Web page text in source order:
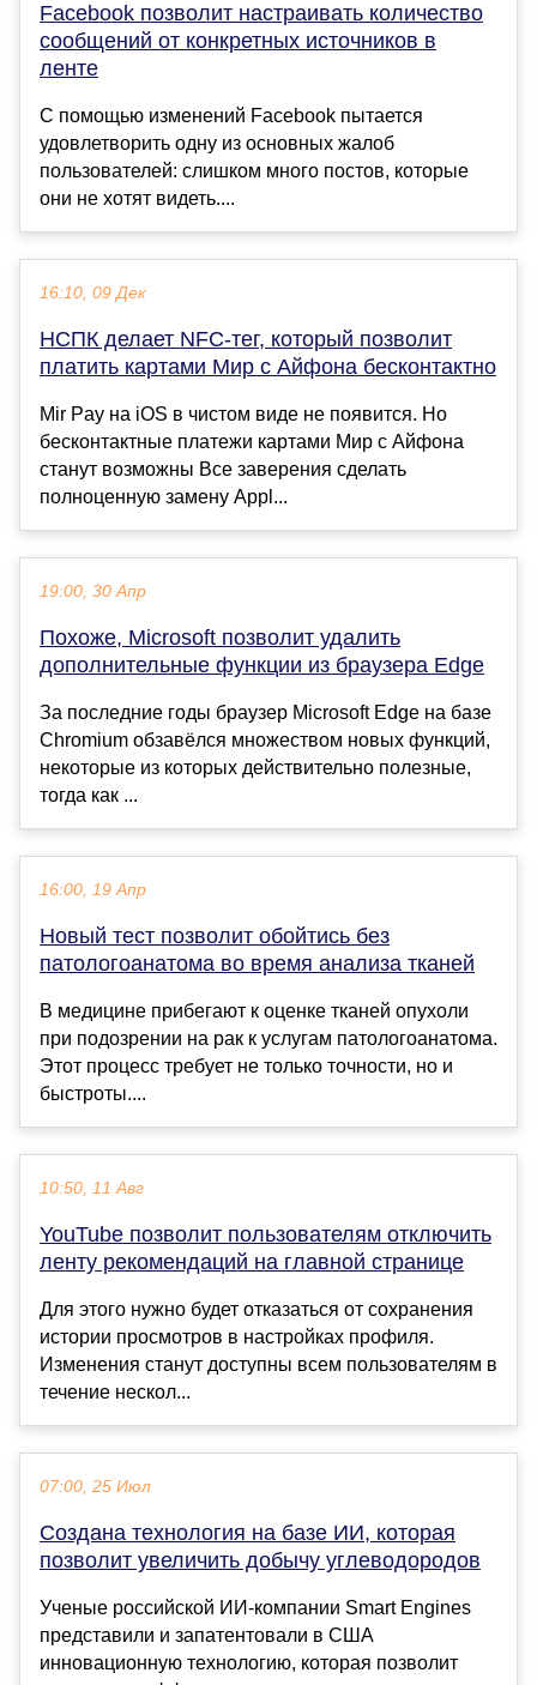
Facebook позволит настраивать количество
сообщений от конкретных источников в
ленте
С помощью изменений Facebook пытается
удовлетворить одну из основных жалоб
пользователей: слишком много постов, которые
они не хотят видеть....
16:10, 09 Дек
НСПК делает NFC-тег, который позволит
платить картами Мир с Айфона бесконтактно
Mir Pay на iOS в чистом виде не появится. Но
бесконтактные платежи картами Мир с Айфона
станут возможны Все заверения сделать
полноценную замену Appl...
19:00, 30 Апр
Похоже, Microsoft позволит удалить
дополнительные функции из браузера Edge
За последние годы браузер Microsoft Edge на базе
Chromium обзавёлся множеством новых функций,
некоторые из которых действительно полезные,
тогда как ...
16:00, 19 Апр
Новый тест позволит обойтись без
патологоанатома во время анализа тканей
В медицине прибегают к оценке тканей опухоли
при подозрении на рак к услугам патологоанатома.
Этот процесс требует не только точности, но и
быстроты....
10:50, 11 Авг
YouTube позволит пользователям отключить
ленту рекомендаций на главной странице
Для этого нужно будет отказаться от сохранения
истории просмотров в настройках профиля.
Изменения станут доступны всем пользователям в
течение нескол...
07:00, 25 Июл
Cоздана технология на базе ИИ, которая
позволит увеличить добычу углеводородов
Ученые российской ИИ-компании Smart Engines
представили и запатентовали в США
инновационную технологию, которая позволит